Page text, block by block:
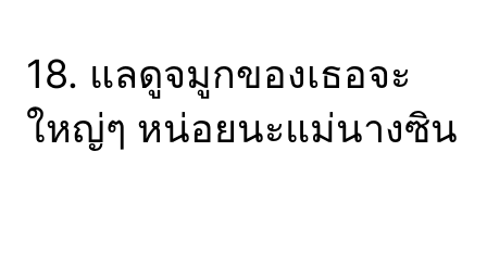
18. แลดูจมูกของเธอจะ
ใหญ่ๆ หน่อยนะแม่นางซิน